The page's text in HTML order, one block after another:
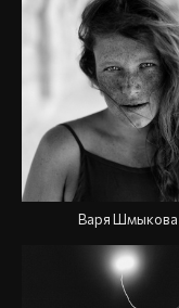
Варя Шмыкова